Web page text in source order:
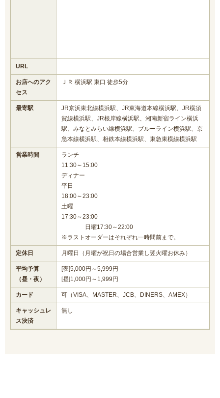
URL
お店へのアク
セス
ＪＲ 横浜駅 東口 徒歩5分
最寄駅
JR京浜東北線横浜駅、JR東海道本線横浜駅、JR横須
賀線横浜駅、JR根岸線横浜駅、湘南新宿ライン横浜
駅、みなとみらい線横浜駅、ブルーライン横浜駅、京
急本線横浜駅、相鉄本線横浜駅、東急東横線横浜駅
営業時間
ランチ
11:30～15:00
ディナー
平日
18:00～23:00
土曜
17:30～23:00
日曜17:30～22:00
※ラストオーダーはそれぞれ一時間前まで。
定休日 月曜日（月曜が祝日の場合営業し翌火曜お休み）
平均予算
（昼・夜）
[夜]5,000円～5,999円
[昼]1,000円～1,999円
カード 可（VISA、MASTER、JCB、DINERS、AMEX）
キャッシュレ
ス決済
無し